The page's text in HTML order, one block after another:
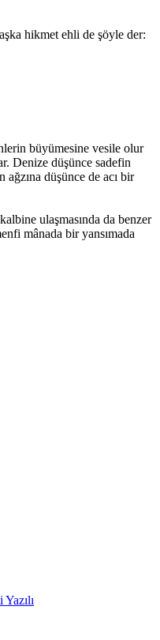
hikmet ehli de şöyle der:
büyümesine vesile olur
Denize düşünce sadefin
düşünce de acı bir
ulaşmasında da benzer
mânada bir yansımada